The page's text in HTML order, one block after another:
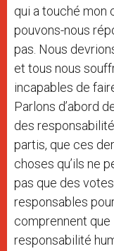
qui a touché mon
pouvons-nous
pas. Nous
et tous nous
incapables de
Parlons d’abord
des
partis, que ces
choses qu’ils ne
pas que des
responsables
comprennent
responsabilité